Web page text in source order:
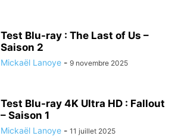
Test Blu-ray : The Last of Us –
Saison 2
Mickaël Lanoye - 9 novembre 2025
Test Blu-ray 4K Ultra HD : Fallout
– Saison 1
Mickaël Lanoye - 11 juillet 2025